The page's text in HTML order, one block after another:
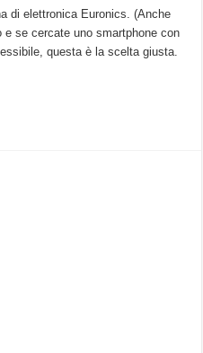
G
da
GB
disponibile
a
di elettronica Euronics. (Anche
se cercate uno smartphone con
questa è la scelta giusta.